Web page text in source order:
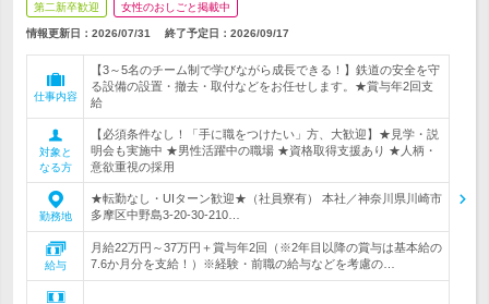
第二新卒歓迎 女性のおしごと掲載中
情報更新日：2026/07/31 終了予定日： 2026/09/17
仕事内容
【3～5名のチーム制で学びながら成長できる！】鉄道の安全を守
る設備の設置・撤去・取付などをお任せします。★賞与年2回支
給
対象と
なる方
【必須条件なし！「手に職をつけたい」方、大歓迎】★見学・説
明会も実施中 ★男性活躍中の職場 ★資格取得支援あり ★人柄・
意欲重視の採用
勤務地
★転勤なし・UIターン歓迎★（社員寮有） 本社／神奈川県川崎市
多摩区中野島3-20-30-210…
給与
月給22万円～37万円＋賞与年2回（※2年目以降の賞与は基本給の
7.6か月分を支給！）※経験・前職の給与などを考慮の…